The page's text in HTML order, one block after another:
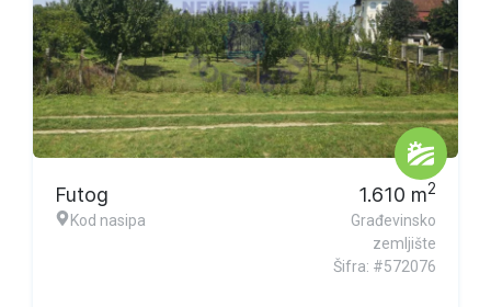
Ekskluzivna ponuda
Futog
Kod nasipa
1.610 m2
Građevinsko
zemljište
Šifra: #572076